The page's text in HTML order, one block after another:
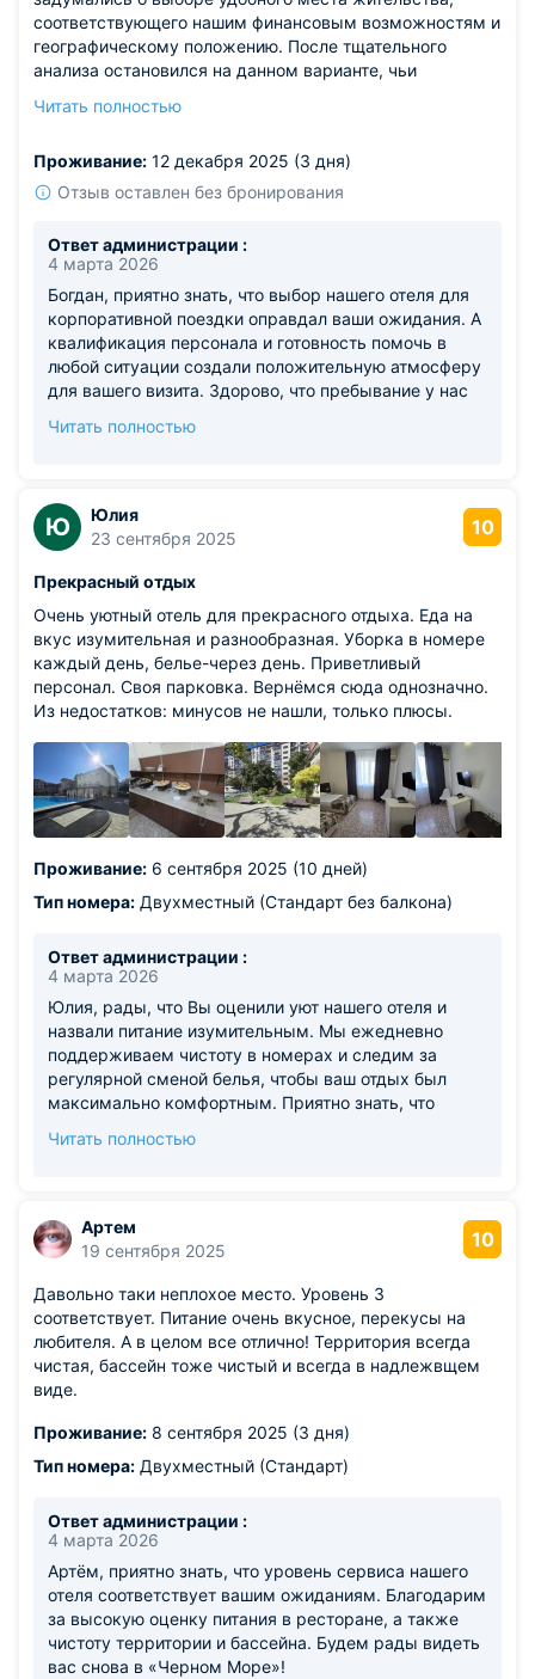
соответствующего нашим финансовым возможностям и
географическому положению. После тщательного
анализа остановился на данном варианте, чьи
квалификацию и готовность помогать гостям.
эмоциями, что вызывает только положительное
восприятие этого заведения.
Читать полностью
Проживание: 12 декабря 2025 (3 дня)
Отзыв оставлен без бронирования
Ответ администрации :
4 марта 2026
Богдан, приятно знать, что выбор нашего отеля для
корпоративной поездки оправдал ваши ожидания. А
квалификация персонала и готовность помочь в
любой ситуации создали положительную атмосферу
для вашего визита. Здорово, что пребывание у нас
стараемся обеспечить комфортные условия как для
рады видеть вас и вашу команду снова!
Читать полностью
Ю
Юлия
23 сентября 2025
10
Прекрасный отдых
Очень уютный отель для прекрасного отдыха. Еда на
вкус изумительная и разнообразная. Уборка в номере
каждый день, белье-через день. Приветливый
персонал. Своя парковка. Вернёмся сюда однозначно.
Из недостатков: минусов не нашли, только плюсы.
Проживание: 6 сентября 2025 (10 дней)
Тип номера: Двухместный (Стандарт без балкона)
Ответ администрации :
4 марта 2026
Юлия, рады, что Вы оценили уют нашего отеля и
назвали питание изумительным. Мы ежедневно
поддерживаем чистоту в номерах и следим за
регулярной сменой белья, чтобы ваш отдых был
максимально комфортным. Приятно знать, что
оставили положительные впечатления. Будем рады
Читать полностью
Артем
19 сентября 2025
10
Давольно таки неплохое место. Уровень 3
соответствует. Питание очень вкусное, перекусы на
любителя. А в целом все отлично! Территория всегда
чистая, бассейн тоже чистый и всегда в надлежвщем
виде.
Проживание: 8 сентября 2025 (3 дня)
Тип номера: Двухместный (Стандарт)
Ответ администрации :
4 марта 2026
Артём, приятно знать, что уровень сервиса нашего
отеля соответствует вашим ожиданиям. Благодарим
за высокую оценку питания в ресторане, а также
чистоту территории и бассейна. Будем рады видеть
вас снова в «Черном Море»!